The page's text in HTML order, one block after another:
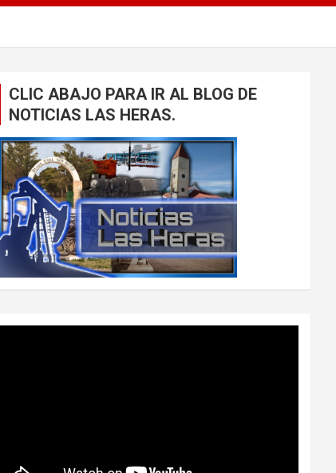
CLIC ABAJO PARA IR AL BLOG DE
NOTICIAS LAS HERAS.